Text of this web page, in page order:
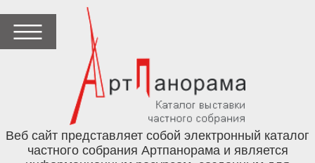
Веб сайт представляет собой электронный каталог
частного собрания Артпанорама и является